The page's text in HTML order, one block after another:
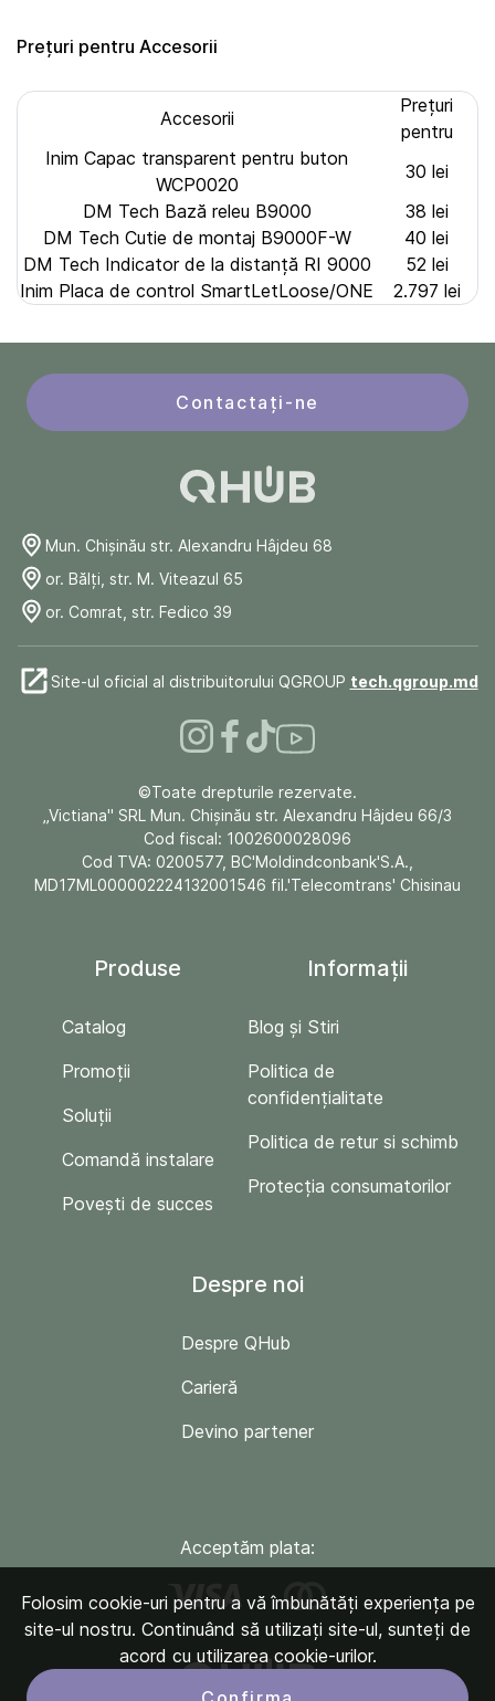
Prețuri pentru Accesorii
Accesorii
Prețuri
pentru
Inim Capac transparent pentru buton
WCP0020
30 lei
DM Tech Bază releu B9000
38 lei
DM Tech Cutie de montaj B9000F-W
40 lei
DM Tech Indicator de la distanță RI 9000
52 lei
Inim Placa de control SmartLetLoose/ONE
2.797 lei
Contactați-ne
Mun. Chişinău str. Alexandru Hâjdeu 68
or. Bălți, str. M. Viteazul 65
or. Comrat, str. Fedico 39
Site-ul oficial al distribuitorului QGROUP tech.qgroup.md
©Toate drepturile rezervate.
„Victiana" SRL Mun. Chişinău str. Alexandru Hâjdeu 66/3
Cod fiscal: 1002600028096
Cod TVA: 0200577, BC'Moldindconbank'S.A.,
MD17ML000002224132001546 fil.'Telecomtrans' Chisinau
Produse
Catalog
Promoții
Soluții
Comandă instalare
Povești de succes
Informații
Blog și Stiri
Politica de
confidențialitate
Politica de retur si schimb
Protecția consumatorilor
Despre noi
Despre QHub
Carieră
Devino partener
Acceptăm plata:
Folosim cookie-uri pentru a vă îmbunătăți experiența pe
site-ul nostru. Continuând să utilizați site-ul, sunteți de
acord cu utilizarea cookie-urilor.